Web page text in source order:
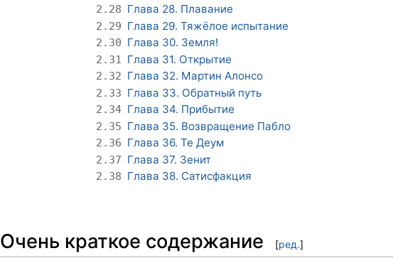
2.28 Глава 28. Плавание
2.29 Глава 29. Тяжёлое испытание
2.30 Глава 30. Земля!
2.31 Глава 31. Открытие
2.32 Глава 32. Мартин Алонсо
2.33 Глава 33. Обратный путь
2.34 Глава 34. Прибытие
2.35 Глава 35. Возвращение Пабло
2.36 Глава 36. Те Деум
2.37 Глава 37. Зенит
2.38 Глава 38. Сатисфакция
Очень краткое содержание [ред.]